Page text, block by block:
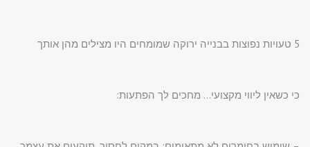
5 טעויות נפוצות בבנייה ירוקה שמומחים היו מצילים מהן אותך
כי כשאין ליווי מקצועי… מחכים לך הפתעות: